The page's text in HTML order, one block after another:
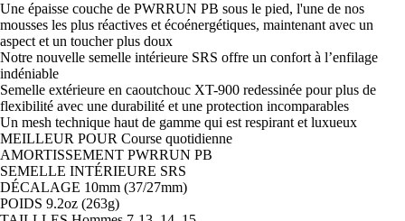
Une épaisse couche de PWRRUN PB sous le pied, l'une de nos
mousses les plus réactives et écoénergétiques, maintenant avec un
aspect et un toucher plus doux
Notre nouvelle semelle intérieure SRS offre un confort à l’enfilage
indéniable
Semelle extérieure en caoutchouc XT-900 redessinée pour plus de
flexibilité avec une durabilité et une protection incomparables
Un mesh technique haut de gamme qui est respirant et luxueux
MEILLEUR POUR Course quotidienne
AMORTISSEMENT PWRRUN PB
SEMELLE INTÉRIEURE SRS
DÉCALAGE 10mm (37/27mm)
POIDS 9.2oz (263g)